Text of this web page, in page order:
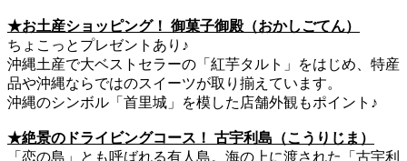
★お土産ショッピング！ 御菓子御殿（おかしごてん）
ちょこっとプレゼントあり♪
沖縄土産で大ベストセラーの「紅芋タルト」をはじめ、特産
品や沖縄ならではのスイーツが取り揃えています。
沖縄のシンボル「首里城」を模した店舗外観もポイント♪
★絶景のドライビングコース！ 古宇利島（こうりじま）
「恋の島」とも呼ばれる有人島。海の上に渡された「古宇利